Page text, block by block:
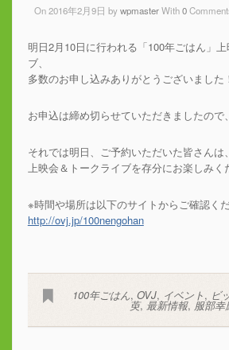
On 2016年2月9日 bywpmasterWith0
明日2月10日に行われる「100年ごはん」
ブ、
多数のお申し込みありがとうございました！
お申込は締め切らせていただきましたので
それでは明日、ご予約いただいた皆さんは、
上映会＆トークライブを存分にお楽しみく
※時間や場所は以下のサイトからご確認くだ
http://ovj.jp/100nengohan
100年ごはん,OVJ, イベント, ビ
萸, 最新情報, 服部幸